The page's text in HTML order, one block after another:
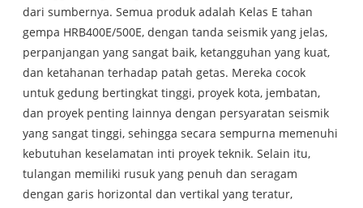
dari sumbernya. Semua produk adalah Kelas E tahan
gempa HRB400E/500E, dengan tanda seismik yang jelas,
perpanjangan yang sangat baik, ketangguhan yang kuat,
dan ketahanan terhadap patah getas. Mereka cocok
untuk gedung bertingkat tinggi, proyek kota, jembatan,
dan proyek penting lainnya dengan persyaratan seismik
yang sangat tinggi, sehingga secara sempurna memenuhi
kebutuhan keselamatan inti proyek teknik. Selain itu,
tulangan memiliki rusuk yang penuh dan seragam
dengan garis horizontal dan vertikal yang teratur,